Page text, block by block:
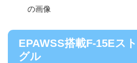
の画像
EPAWSS搭載F-15Eス
グル